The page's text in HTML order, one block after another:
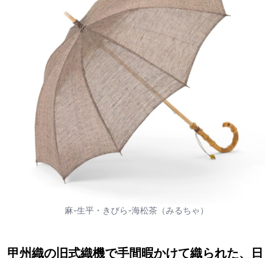
麻-生平・きびら-海松茶（みるちゃ）
甲州織の旧式織機で手間暇かけて織られた、日